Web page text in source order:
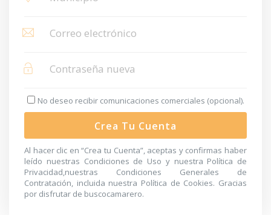
No deseo recibir comunicaciones comerciales (opcional).
Crea Tu Cuenta
Al hacer clic en “Crea tu Cuenta”, aceptas y confirmas haber
leído nuestras Condiciones de Uso y nuestra Política de
Privacidad,nuestras Condiciones Generales de
Contratación, incluida nuestra Política de Cookies. Gracias
por disfrutar de buscocamarero.